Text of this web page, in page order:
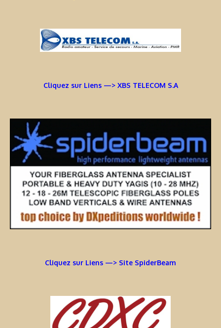
Cliquez sur Liens —> XBS TELECOM S.A
Cliquez sur Liens —> Site SpiderBeam